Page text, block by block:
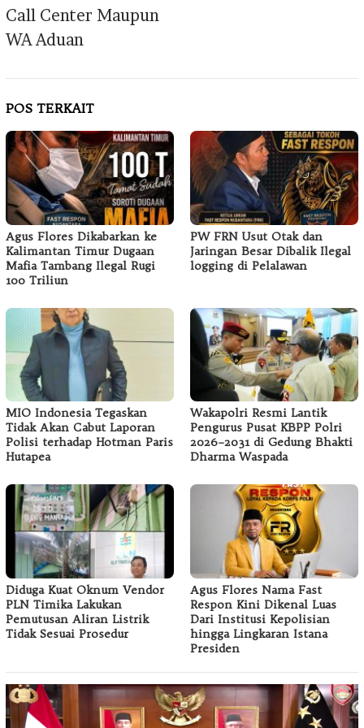
Call Center Maupun
WA Aduan
POS TERKAIT
Agus Flores Dikabarkan ke
Kalimantan Timur Dugaan
Mafia Tambang Ilegal Rugi
100 Triliun
PW FRN Usut Otak dan
Jaringan Besar Dibalik Ilegal
logging di Pelalawan
MIO Indonesia Tegaskan
Tidak Akan Cabut Laporan
Polisi terhadap Hotman Paris
Hutapea
Wakapolri Resmi Lantik
Pengurus Pusat KBPP Polri
2026–2031 di Gedung Bhakti
Dharma Waspada
Diduga Kuat Oknum Vendor
PLN Timika Lakukan
Pemutusan Aliran Listrik
Tidak Sesuai Prosedur
Agus Flores Nama Fast
Respon Kini Dikenal Luas
Dari Institusi Kepolisian
hingga Lingkaran Istana
Presiden